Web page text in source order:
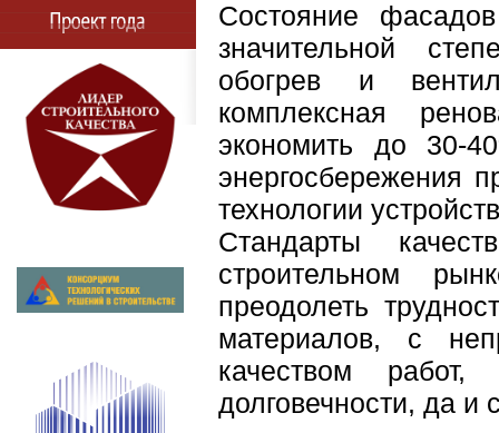
Состояние
значительной
обогрев и
комплексная
экономить до 30-
энергосбережения
технологии
Стандарты
строительном
преодолеть
материалов, с
качеством
долговечности, да и